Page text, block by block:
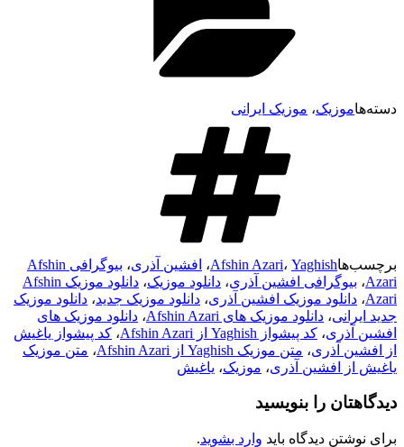
،موزیک ایرانی
Afshin Azari،Yaghish ،افشین آذری،
بیوگرافی Afshin
افشین آذری،دانلود موزیک،
دانلود موزیک Afshin
موزیک افشین آذری،دانلود موزیک جدید، دانلود موزیک
،دانلود موزیک های Afshin Azari ،دانلود موزیک های
،کد پیشواز Yaghish از Afshin Azari ،کد پیشواز یاغیش
آذری،متن موزیک Yaghish از Afshin Azari ،متن موزیک
افشین آذری،موزیک،یاغیش
را بنویسید
دیدگاه بایدوارد بشوید